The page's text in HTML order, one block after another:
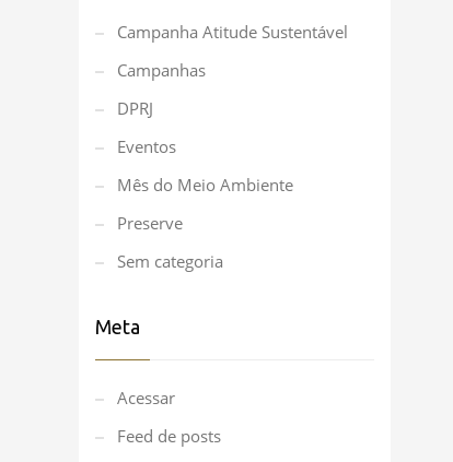
Campanha Atitude Sustentável
Campanhas
DPRJ
Eventos
Mês do Meio Ambiente
Preserve
Sem categoria
Meta
Acessar
Feed de posts